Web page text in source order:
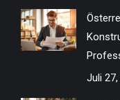
in
new
window
in
new
window
in
new
window
new
Juli